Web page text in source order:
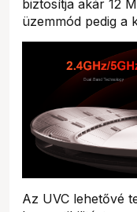
biztosítja akár 12
üzemmód pedig a
Az UVC lehetővé